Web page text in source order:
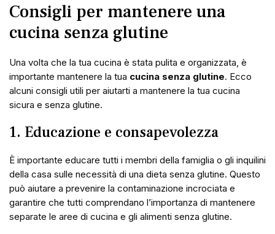
Consigli per mantenere una
cucina senza glutine
Una volta che la tua cucina è stata pulita e organizzata, è
importante mantenere la tua cucina senza glutine. Ecco
alcuni consigli utili per aiutarti a mantenere la tua cucina
sicura e senza glutine.
1. Educazione e consapevolezza
È importante educare tutti i membri della famiglia o gli inquilini
della casa sulle necessità di una dieta senza glutine. Questo
può aiutare a prevenire la contaminazione incrociata e
garantire che tutti comprendano l’importanza di mantenere
separate le aree di cucina e gli alimenti senza glutine.